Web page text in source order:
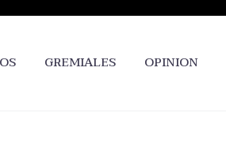
GREMIALES OPINION